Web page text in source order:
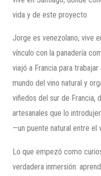
vida y de este proyecto.
Jorge es venezolano, vive
vínculo con la panadería
viajó a Francia para
mundo del vino natural y
viñedos del sur de Francia,
artesanales que lo
—un puente natural entre el
Lo que empezó como
verdadera inmersión: